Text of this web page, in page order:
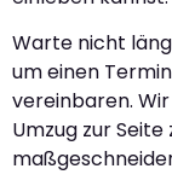
Warte nicht
um einen
vereinbaren.
Umzug zur